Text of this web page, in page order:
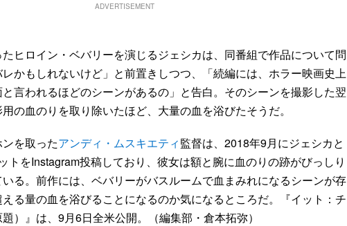
ADVERTISEMENT
ヒロイン・ベバリーを演じるジェシカは、同番組で作品について問
かもしれないけど」と前置きしつつ、「続編には、ホラー映画史上
言われるほどのシーンがあるの」と告白。そのシーンを撮影した翌
の血のりを取り除いたほど、大量の血を浴びたそうだ。
を取ったアンディ・ムスキエティ監督は、2018年9月にジェシカと
トをInstagram投稿しており、彼女は額と腕に血のりの跡がびっしり
る。前作には、ベバリーがバスルームで血まみれになるシーンが存
る量の血を浴びることになるのか気になるところだ。『イット：チ
）』は、9月6日全米公開。（編集部・倉本拓弥）